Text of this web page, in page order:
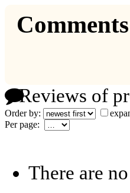
Reviews of
Order by:
Per page:
There are